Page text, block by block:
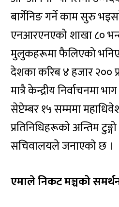
बार्गेनिङ गर्ने काम सुरु
एनआरएनएको शाखा ८०
मुलुकहरूमा फैलिएको
देशका करिब ४ हजार २००
मात्रै केन्द्रीय निर्वाचनमा
सेप्टेम्बर १५ सम्ममा
प्रतिनिधिहरूको अन्तिम
सचिवालयले जनाएको छ ।
एमाले निकट मञ्चको